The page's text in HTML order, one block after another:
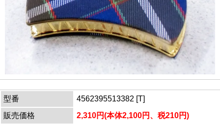
型番
4562395513382 [T]
販売価格
2,310円(本体2,100円、税210円)